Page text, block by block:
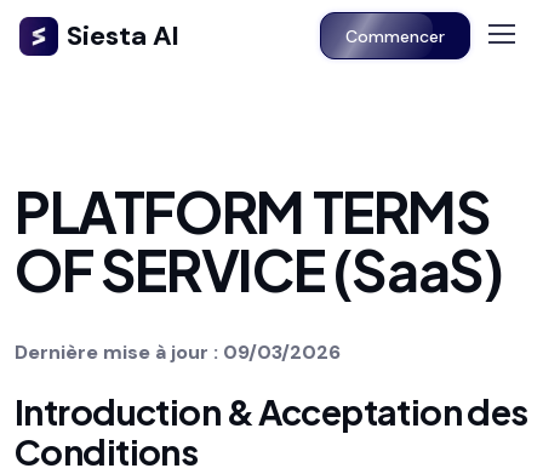
Siesta AI Commencer
PLATFORM TERMS
OF SERVICE (SaaS)
Dernière mise à jour : 09/03/2026
Introduction & Acceptation des
Conditions